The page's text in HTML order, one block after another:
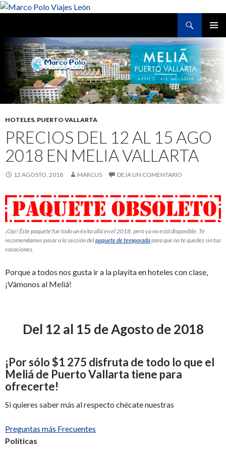
MENÚ
AL
CONTENIDO
HOTELES, PUERTO VALLARTA
PRECIOS DEL 12 AL 15 AGO
2018 EN MELIA VALLARTA
12 AGOSTO, 2018 MARCUS DEJA UN COMENTARIO
¡Ojo! Éste paquete fue todo un éxito allá en el 2018, pero ya no está disponible. Te
recomendamos pasar a la sección delpaquete de temporadapara que no te quedes sin tus
vacaciones.
Porque a todos nos gusta ir a la playita en hoteles con clase,
¡Vámonos al Meliá!
Del 12 al 15 de Agosto de 2018
¡Por sólo$1 275 disfruta de todo lo que el
Meliá de Puerto Vallarta tiene para
ofrecerte!
Si quieres saber más al respecto chécate nuestras
Preguntas más Frecuentes
Políticas